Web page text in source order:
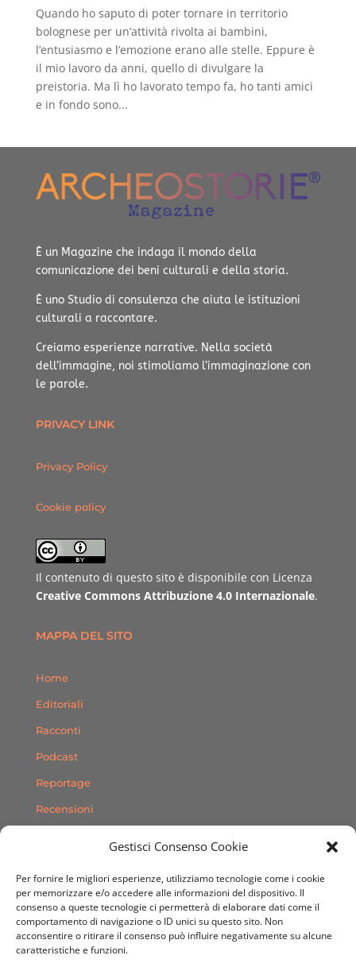
Gestisci Consenso Cookie
Per fornire le migliori esperienze, utilizziamo tecnologie come i cookie
per memorizzare e/o accedere alle informazioni del dispositivo. Il
consenso a queste tecnologie ci permetterà di elaborare dati come il
comportamento di navigazione o ID unici su questo sito. Non
acconsentire o ritirare il consenso può influire negativamente su alcune
caratteristiche e funzioni.
Quando ho saputo di poter tornare in territorio
bolognese per un’attività rivolta ai bambini,
l’entusiasmo e l’emozione erano alle stelle. Eppure è
il mio lavoro da anni, quello di divulgare la
preistoria. Ma lì ho lavorato tempo fa, ho tanti amici
e in fondo sono...
È un Magazine che indaga il mondo della
comunicazione dei beni culturali e della storia.
È uno Studio di consulenza che aiuta le istituzioni
culturali a raccontare.
Creiamo esperienze narrative. Nella società
dell’immagine, noi stimoliamo l’immaginazione con
le parole.
PRIVACY LINK
Privacy Policy
Cookie policy
Il contenuto di questo sito è disponibile con Licenza
Creative Commons Attribuzione 4.0 Internazionale.
MAPPA DEL SITO
Home
Editoriali
Racconti
Podcast
Reportage
Recensioni
Contatti
SEGUICI SUI SOCIAL